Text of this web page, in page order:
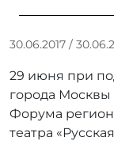
30.06.2017 /
29 июня при
города Москвы
Форума
театра